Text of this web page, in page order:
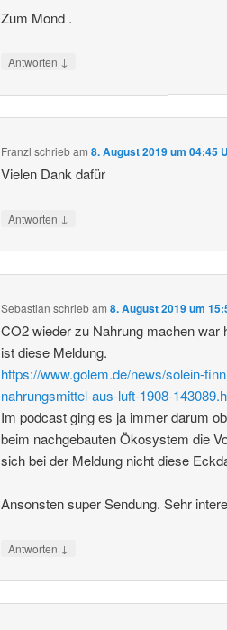
Zum Mond .
Antworten ↓
Franzl schriebam8. August 2019 um 04:45
Vielen Dank dafür
Antworten ↓
Sebastian schriebam8. August 2019 um
CO2 wieder zu Nahrung machen
ist diese Meldung.
https://www.golem.de/news/solein-
nahrungsmittel-aus-luft-1908-
Im podcast ging es ja immer darum
beim nachgebauten Ökosystem die
sich bei der Meldung nicht diese
Ansonsten super Sendung. Sehr
Antworten ↓